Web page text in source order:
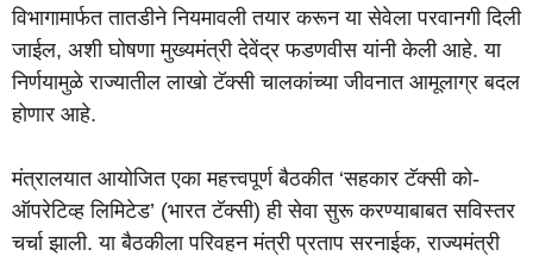
विभागामार्फत तातडीने नियमावली तयार करून या सेवेला परवानगी दिली
जाईल, अशी घोषणा मुख्यमंत्री देवेंद्र फडणवीस यांनी केली आहे. या
निर्णयामुळे राज्यातील लाखो टॅक्सी चालकांच्या जीवनात आमूलाग्र बदल
होणार आहे.
मंत्रालयात आयोजित एका महत्त्वपूर्ण बैठकीत ‘सहकार टॅक्सी को-
ऑपरेटिव्ह लिमिटेड’ (भारत टॅक्सी) ही सेवा सुरू करण्याबाबत सविस्तर
चर्चा झाली. या बैठकीला परिवहन मंत्री प्रताप सरनाईक, राज्यमंत्री